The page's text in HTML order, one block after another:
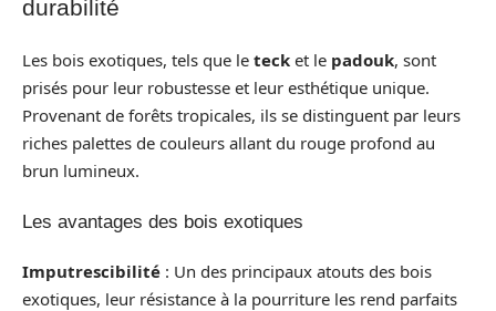
durabilité
Les bois exotiques, tels que le teck et le padouk, sont
prisés pour leur robustesse et leur esthétique unique.
Provenant de forêts tropicales, ils se distinguent par leurs
riches palettes de couleurs allant du rouge profond au
brun lumineux.
Les avantages des bois exotiques
Imputrescibilité : Un des principaux atouts des bois
exotiques, leur résistance à la pourriture les rend parfaits